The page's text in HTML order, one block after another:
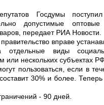
Госдумы
допустимые
передает РИА Новости.
вправе
виды
или нескольких субъектах РФ.
пользоваться, если в
30% и более.
- 90 дней.